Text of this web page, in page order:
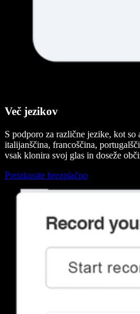
Več jezikov
S podporo za različne jezike, kot so
italijanščina, francoščina,
vsak klonira svoj glas in doseže
Preizkusite brezplačno